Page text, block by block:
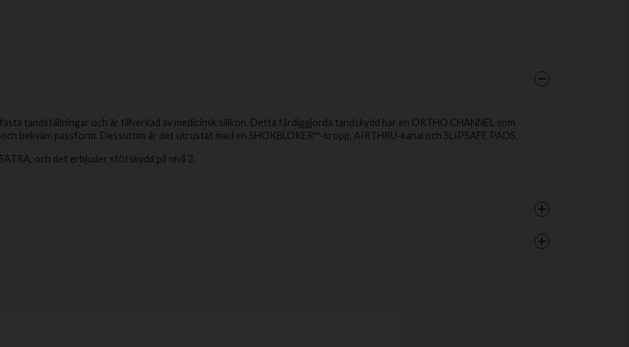
tandställningar och är tillverkad av medicinsk silikon. Detta färdiggjorda tandskydd har en ORTHO CHANNEL som
bekväm passform. Dessutom är det utrustat med en SHOKBLOKER™-kropp, AIRTHRU-kanal och SLIPSAFE PADS.
och det erbjuder stötskydd på nivå 2.